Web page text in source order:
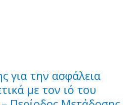
για την ασφάλεια
με τον ιό του